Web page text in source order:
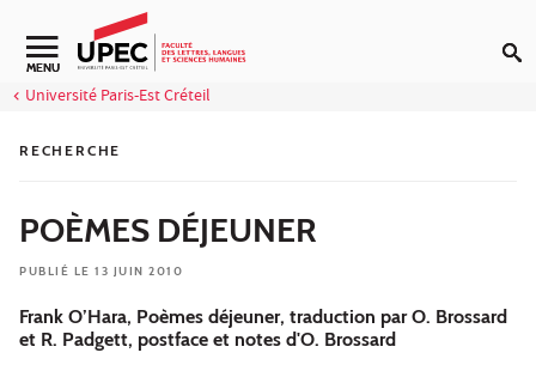
Aller au contenu
Navigation secondaire
MENU
Université Paris-Est Créteil
RECHERCHE
POÈMES DÉJEUNER
PUBLIÉ LE 13 JUIN 2010
Frank O’Hara, Poèmes déjeuner, traduction par O. Brossard
et R. Padgett, postface et notes d'O. Brossard